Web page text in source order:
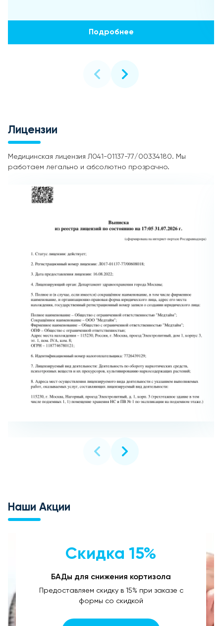
Подробнее
Лицензии
Медицинская лицензия Л041-01137-77/00334180. Мы
работаем легально и абсолютно прозрачно.
Наши Акции
Скидка 15%
БАДы для снижения кортизола
Предоставляем скидку в 15% при заказе с
формы со скидкой